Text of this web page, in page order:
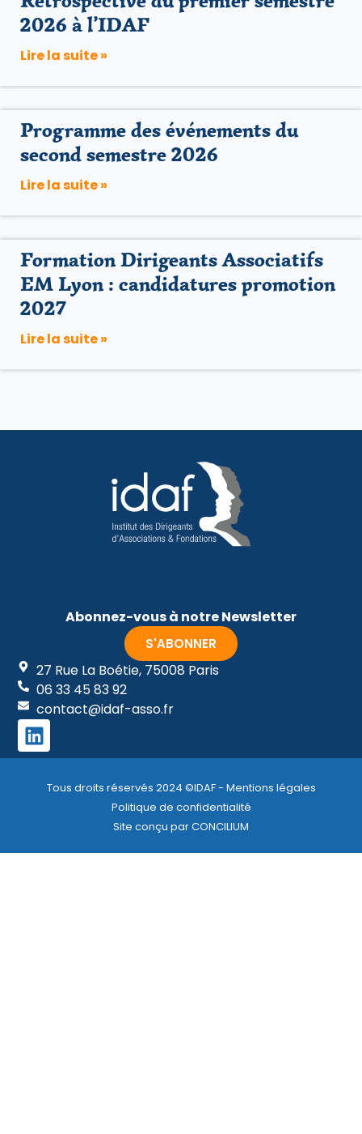
2026 à l’IDAF
Lire la suite »
Programme des événements du
second semestre 2026
Lire la suite »
Formation Dirigeants Associatifs
EM Lyon : candidatures promotion
2027
Lire la suite »
Abonnez-vous à notre Newsletter
S'ABONNER
27 Rue La Boétie, 75008 Paris
06 33 45 83 92
contact@idaf-asso.fr
Tous droits réservés 2024 ©IDAF - Mentions légales
Politique de confidentialité
Site conçu par CONCILIUM